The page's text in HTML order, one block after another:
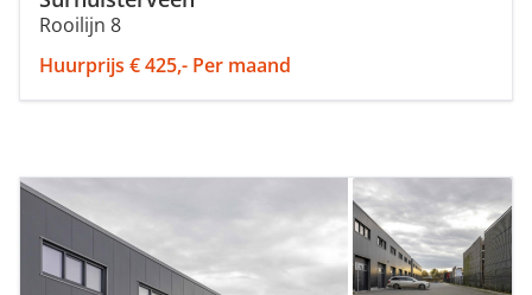
Rooilijn 8
Huurprijs € 425,- Per maand